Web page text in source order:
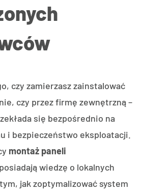
czy zamierzasz zainstalować
czy przez firmę zewnętrzną –
się bezpośrednio na
i bezpieczeństwo eksploatacji.
montaż paneli
posiadają wiedzę o lokalnych
jak zoptymalizować system